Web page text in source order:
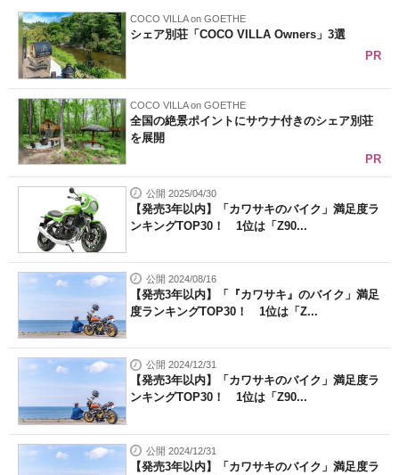
COCO VILLA on GOETHE
シェア別荘「COCO VILLA Owners」3選
PR
COCO VILLA on GOETHE
全国の絶景ポイントにサウナ付きのシェア別荘
を展開
PR
公開 2025/04/30
【発売3年以内】「カワサキのバイク」満足度ラ
ンキングTOP30！ 1位は「Z90...
公開 2024/08/16
【発売3年以内】「『カワサキ』のバイク」満足
度ランキングTOP30！ 1位は「Z...
公開 2024/12/31
【発売3年以内】「カワサキのバイク」満足度ラ
ンキングTOP30！ 1位は「Z90...
公開 2024/12/31
【発売3年以内】「カワサキのバイク」満足度ラ